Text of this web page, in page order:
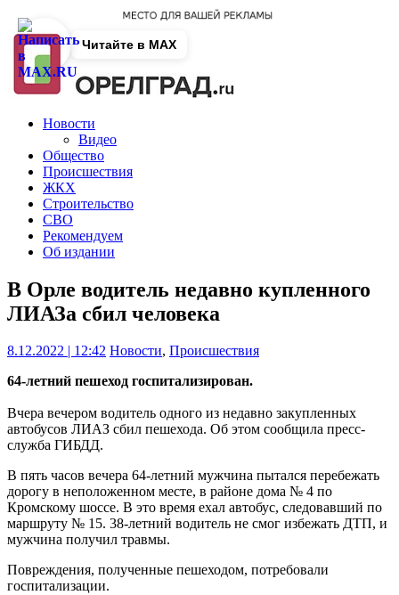
Новости
Видео
Общество
Происшествия
ЖКХ
Строительство
СВО
Рекомендуем
Об издании
В Орле водитель недавно купленного
ЛИАЗа сбил человека
8.12.2022 | 12:42 Новости, Происшествия
64-летний пешеход госпитализирован.
Вчера вечером водитель одного из недавно закупленных
автобусов ЛИАЗ сбил пешехода. Об этом сообщила пресс-
служба ГИБДД.
В пять часов вечера 64-летний мужчина пытался перебежать
дорогу в неположенном месте, в районе дома № 4 по
Кромскому шоссе. В это время ехал автобус, следовавший по
маршруту № 15. 38-летний водитель не смог избежать ДТП, и
мужчина получил травмы.
Повреждения, полученные пешеходом, потребовали
госпитализации.
Читайте в MAX